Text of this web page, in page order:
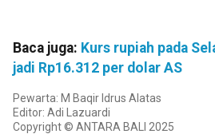
Baca juga: Kurs rupiah pada
jadi Rp16.312 per dolar AS
Pewarta: M Baqir Idrus Alatas
Editor: Adi Lazuardi
Copyright © ANTARA BALI 2025